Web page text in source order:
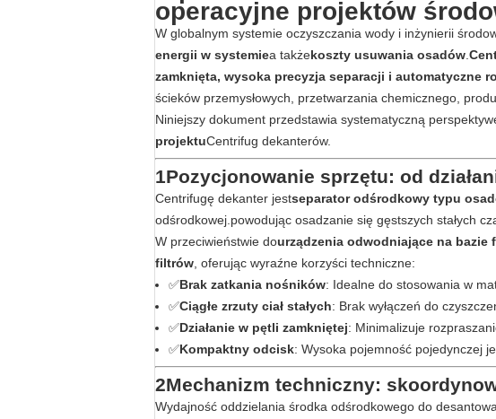
operacyjne projektów
W globalnym systemie oczyszczania wody i inżynierii
energii w systemiea takżekoszty usuwania osadów
zamknięta, wysoka precyzja separacji i automatyczne
ścieków przemysłowych, przetwarzania chemicznego,
Niniejszy dokument przedstawia systematyczną
projektuCentrifug dekanterów.
1Pozycjonowanie sprzętu: od
Centrifugę dekanter jestseparator odśrodkowy typu
odśrodkowej.powodując osadzanie się gęstszych stałych
W przeciwieństwie dourządzenia odwodniające na bazie
filtrów , oferując wyraźne korzyści techniczne:
✅Brak zatkania nośników: Idealne do stosowania w
✅Ciągłe zrzuty ciał stałych: Brak wyłączeń do
✅Działanie w pętli zamkniętej: Minimalizuje
✅Kompaktny odcisk: Wysoka pojemność pojedynczej
2Mechanizm techniczny:
Wydajność oddzielania środka odśrodkowego do